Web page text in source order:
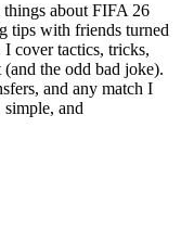
about FIFA 26
tips with friends turned
cover tactics, tricks,
the odd bad joke).
and any match I
and